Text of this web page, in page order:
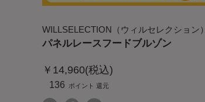
WILLSELECTION（ウィルセレクション）
パネルレースフードブルゾン
￥14,960(税込)
136